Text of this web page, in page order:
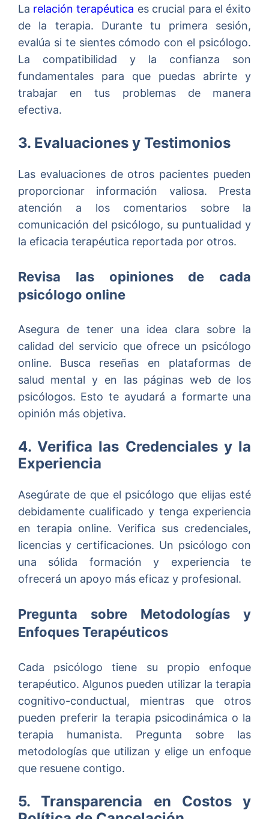
La relación terapéutica es crucial para el éxito
de la terapia. Durante tu primera sesión,
evalúa si te sientes cómodo con el psicólogo.
La compatibilidad y la confianza son
fundamentales para que puedas abrirte y
trabajar en tus problemas de manera
efectiva.
3. Evaluaciones y Testimonios
Las evaluaciones de otros pacientes pueden
proporcionar información valiosa. Presta
atención a los comentarios sobre la
comunicación del psicólogo, su puntualidad y
la eficacia terapéutica reportada por otros.
Revisa las opiniones de cada
psicólogo online
Asegura de tener una idea clara sobre la
calidad del servicio que ofrece un psicólogo
online. Busca reseñas en plataformas de
salud mental y en las páginas web de los
psicólogos. Esto te ayudará a formarte una
opinión más objetiva.
4. Verifica las Credenciales y la
Experiencia
Asegúrate de que el psicólogo que elijas esté
debidamente cualificado y tenga experiencia
en terapia online. Verifica sus credenciales,
licencias y certificaciones. Un psicólogo con
una sólida formación y experiencia te
ofrecerá un apoyo más eficaz y profesional.
Pregunta sobre Metodologías y
Enfoques Terapéuticos
Cada psicólogo tiene su propio enfoque
terapéutico. Algunos pueden utilizar la terapia
cognitivo-conductual, mientras que otros
pueden preferir la terapia psicodinámica o la
terapia humanista. Pregunta sobre las
metodologías que utilizan y elige un enfoque
que resuene contigo.
5. Transparencia en Costos y